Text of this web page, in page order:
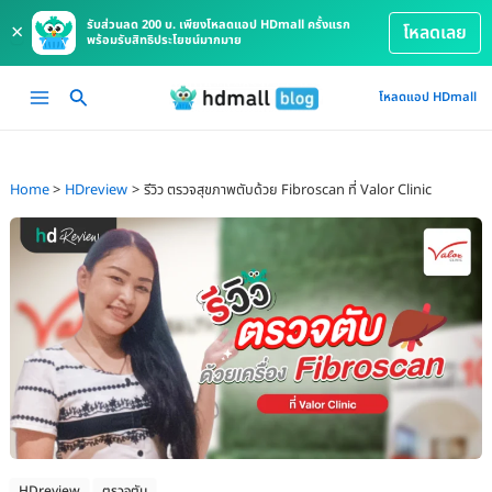
×
รับส่วนลด 200 บ. เพียงโหลดแอป HDmall ครั้งแรก
พร้อมรับสิทธิประโยชน์มากมาย
โหลดเลย
Main
โหลดแอป HDmall
Home HDreview รีวิว ตรวจสุขภาพตับด้วย Fibroscan ที่ Valor Clinic